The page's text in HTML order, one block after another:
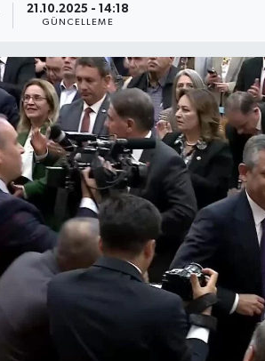
21.10.2025 - 14:18
GÜNCELLEME